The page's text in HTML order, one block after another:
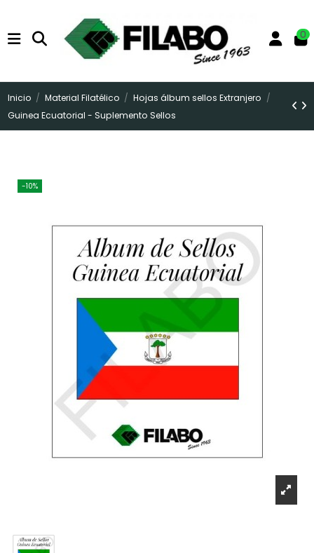
0
Inicio Material Filatélico
Hojas álbum sellos Extranjero
Guinea Ecuatorial - Suplemento Sellos
-10%